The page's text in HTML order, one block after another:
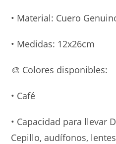
• Material: Cuero
• Medidas: 12x26cm
🎨 Colores disponibles:
• Café
• Capacidad para llevar
Cepillo, audífonos,